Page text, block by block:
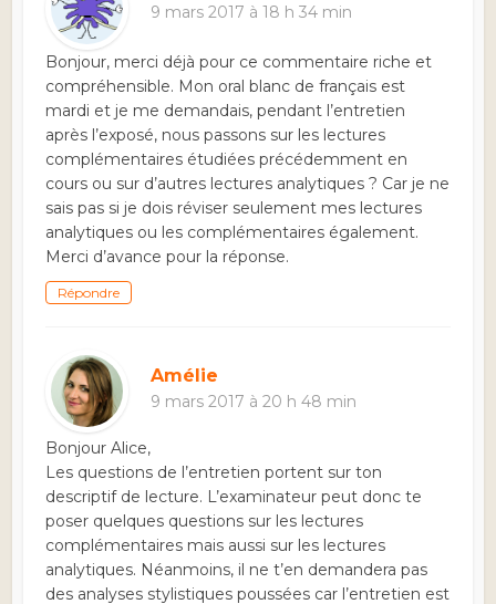
9 mars 2017 à 18 h 34 min
Bonjour, merci déjà pour ce commentaire riche et
compréhensible. Mon oral blanc de français est
mardi et je me demandais, pendant l’entretien
après l’exposé, nous passons sur les lectures
complémentaires étudiées précédemment en
cours ou sur d’autres lectures analytiques ? Car je ne
sais pas si je dois réviser seulement mes lectures
analytiques ou les complémentaires également.
Merci d’avance pour la réponse.
Répondre
Amélie
9 mars 2017 à 20 h 48 min
Bonjour Alice,
Les questions de l’entretien portent sur ton
descriptif de lecture. L’examinateur peut donc te
poser quelques questions sur les lectures
complémentaires mais aussi sur les lectures
analytiques. Néanmoins, il ne t’en demandera pas
des analyses stylistiques poussées car l’entretien est